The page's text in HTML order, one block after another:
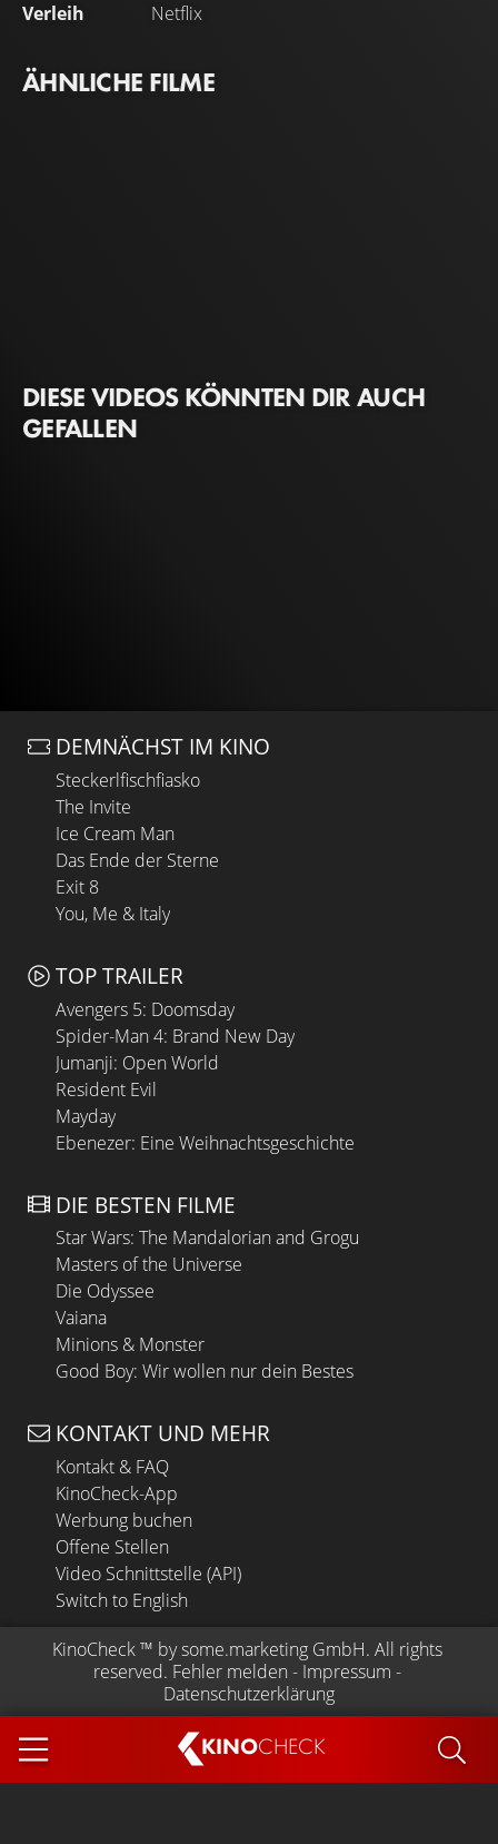
KINOCHECK
Verleih
Netflix
ÄHNLICHE FILME
DIESE VIDEOS KÖNNTEN DIR AUCH
GEFALLEN
DEMNÄCHST IM KINO
Steckerlfischfiasko
The Invite
Ice Cream Man
Das Ende der Sterne
Exit 8
You, Me & Italy
TOP TRAILER
Avengers 5: Doomsday
Spider-Man 4: Brand New Day
Jumanji: Open World
Resident Evil
Mayday
Ebenezer: Eine Weihnachtsgeschichte
DIE BESTEN FILME
Star Wars: The Mandalorian and Grogu
Masters of the Universe
Die Odyssee
Vaiana
Minions & Monster
Good Boy: Wir wollen nur dein Bestes
KONTAKT UND MEHR
Kontakt & FAQ
KinoCheck-App
Werbung buchen
Offene Stellen
Video Schnittstelle (API)
Switch to English
KinoCheck ™ by some.marketing GmbH. All rights
reserved. Fehler melden - Impressum -
Datenschutzerklärung